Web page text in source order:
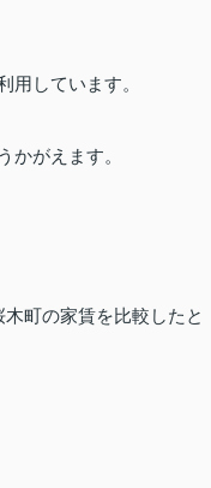
しています。
かがえます。
町の家賃を比較したと